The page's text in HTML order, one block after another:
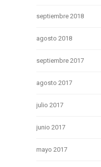
septiembre 2018
agosto 2018
septiembre 2017
agosto 2017
julio 2017
junio 2017
mayo 2017